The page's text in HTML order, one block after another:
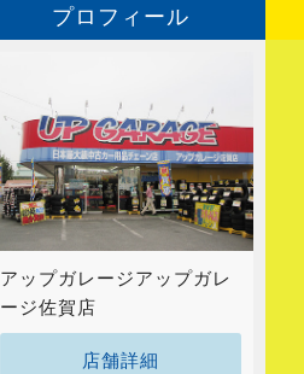
プロフィール
アップガレージアップガレ
ージ佐賀店
店舗詳細